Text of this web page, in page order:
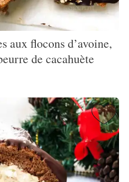
aux flocons d’avoine,
de cacahuète